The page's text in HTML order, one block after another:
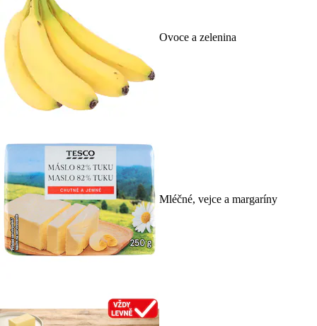
Ovoce a zelenina
Mléčné, vejce a margaríny